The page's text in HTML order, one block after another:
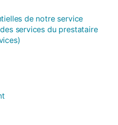
de notre service
services du prestataire